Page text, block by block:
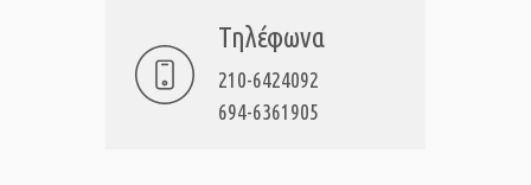
Τηλέφωνα
210-6424092
694-6361905